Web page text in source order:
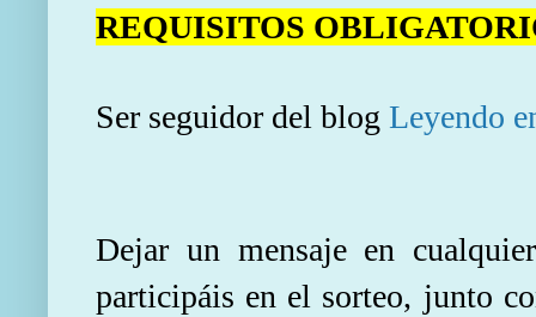
REQUISITOS
Ser seguidor del blog Leyendo
Dejar un mensaje en
participáis en el sorteo, junto